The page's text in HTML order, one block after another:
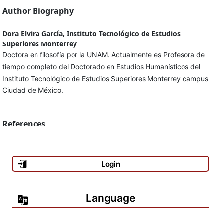
Author Biography
Dora Elvira García, Instituto Tecnológico de Estudios
Superiores Monterrey
Doctora en filosofía por la UNAM. Actualmente es Profesora de
tiempo completo del Doctorado en Estudios Humanísticos del
Instituto Tecnológico de Estudios Superiores Monterrey campus
Ciudad de México.
References
Login
Language